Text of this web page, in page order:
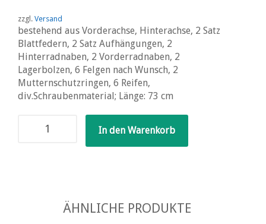
zzgl. Versand
bestehend aus Vorderachse, Hinterachse, 2 Satz
Blattfedern, 2 Satz Aufhängungen, 2
Hinterradnaben, 2 Vorderradnaben, 2
Lagerbolzen, 6 Felgen nach Wunsch, 2
Mutternschutzringen, 6 Reifen,
div.Schraubenmaterial; Länge: 73 cm
In den Warenkorb
ÄHNLICHE PRODUKTE